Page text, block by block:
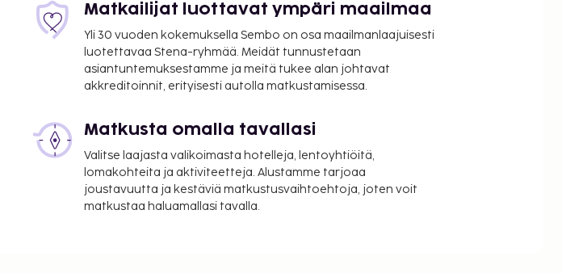
Matkailijat luottavat ympäri maailmaa
Yli 30 vuoden kokemuksella Sembo on osa maailmanlaajuisesti
luotettavaa Stena-ryhmää. Meidät tunnustetaan
asiantuntemuksestamme ja meitä tukee alan johtavat
akkreditoinnit, erityisesti autolla matkustamisessa.
Matkusta omalla tavallasi
Valitse laajasta valikoimasta hotelleja, lentoyhtiöitä,
lomakohteita ja aktiviteetteja. Alustamme tarjoaa
joustavuutta ja kestäviä matkustusvaihtoehtoja, joten voit
matkustaa haluamallasi tavalla.